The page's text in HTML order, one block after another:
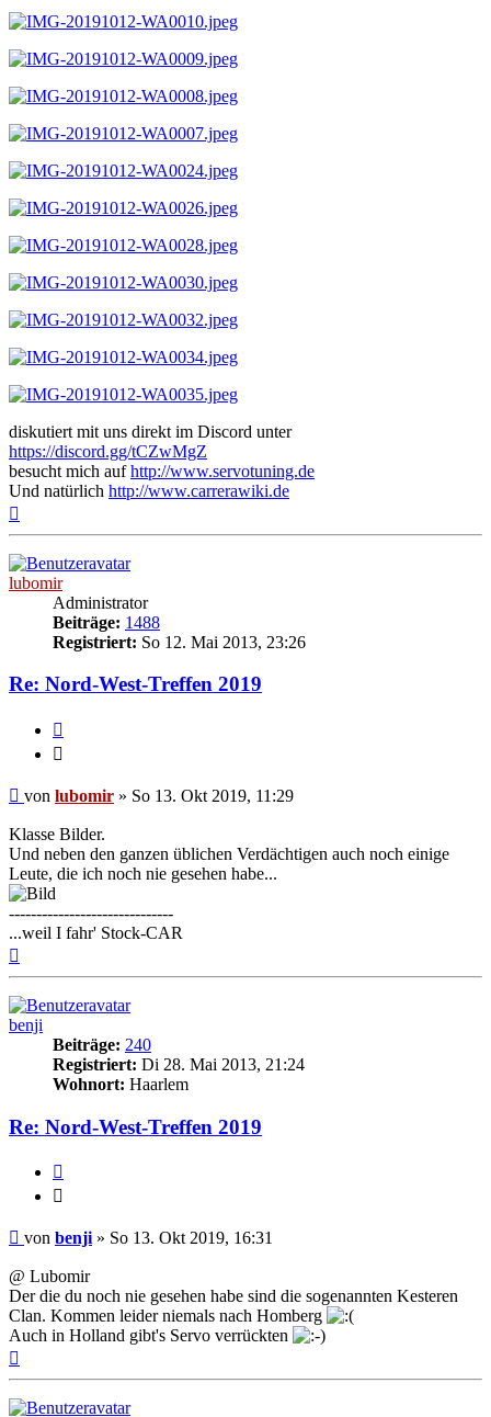
diskutiert mit uns direkt im Discord unter
https://discord.gg/tCZwMgZ
besucht mich aufhttp://www.servotuning.de
Und natürlich http://www.carrerawiki.de
lubomir
Administrator
Beiträge: 1488
Registriert: So 12. Mai 2013, 23:26
Re: Nord-West-Treffen 2019
Beitrag
von lubomir » So 13. Okt 2019, 11:29
Klasse Bilder.
Und neben den ganzen üblichen Verdächtigen auch noch einige
Leute, die ich noch nie gesehen habe...
------------------------------
...weil I fahr' Stock-CAR
benji
Beiträge: 240
Registriert: Di 28. Mai 2013, 21:24
Wohnort: Haarlem
Re: Nord-West-Treffen 2019
Beitrag
von benji » So 13. Okt 2019, 16:31
@ Lubomir
Der die du noch nie gesehen habe sind die sogenannten Kesteren
Clan. Kommen leider niemals nach Homberg
Auch in Holland gibt's Servo verrückten